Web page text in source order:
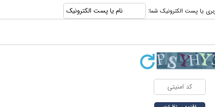
یا پست الکترونیک شما: